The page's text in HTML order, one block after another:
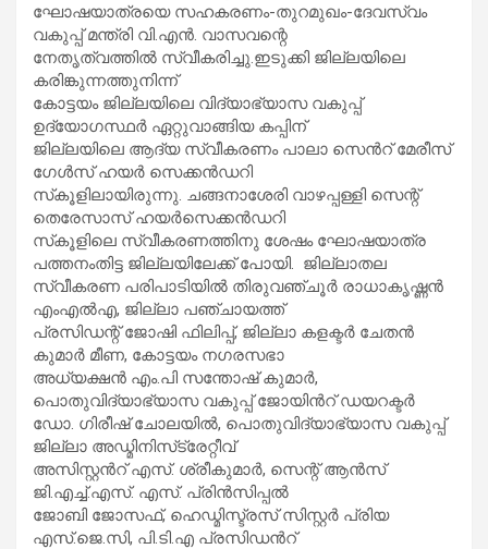
ഘോഷയാത്രയെ സഹകരണം-തുറമുഖം-ദേവസ്വം
വകുപ്പ് മന്ത്രി വി.എൻ. വാസവന്റെ
നേതൃത്വത്തിൽ സ്വീകരിച്ചു.ഇടുക്കി ജില്ലയിലെ
കരിങ്കുന്നത്തുനിന്ന്
കോട്ടയം ജില്ലയിലെ വിദ്യാഭ്യാസ വകുപ്പ്
ഉദ്യോഗസ്ഥർ ഏറ്റുവാങ്ങിയ കപ്പിന്
ജില്ലയിലെ ആദ്യ സ്വീകരണം പാലാ സെൻറ് മേരീസ്
ഗേൾസ് ഹയർ സെക്കൻഡറി
സ്‌കൂളിലായിരുന്നു. ചങ്ങനാശേരി വാഴപ്പള്ളി സെന്റ്
തെരേസാസ് ഹയർസെക്കൻഡറി
സ്‌കൂളിലെ സ്വീകരണത്തിനു ശേഷം ഘോഷയാത്ര
പത്തനംതിട്ട ജില്ലയിലേക്ക് പോയി. ജില്ലാതല
സ്വീകരണ പരിപാടിയിൽ തിരുവഞ്ചൂർ രാധാകൃഷ്ണൻ
എംഎൽഎ, ജില്ലാ പഞ്ചായത്ത്
പ്രസിഡന്റ് ജോഷി ഫിലിപ്പ്, ജില്ലാ കളക്ടർ ചേതൻ
കുമാർ മീണ, കോട്ടയം നഗരസഭാ
അധ്യക്ഷൻ എം.പി സന്തോഷ് കുമാർ,
പൊതുവിദ്യാഭ്യാസ വകുപ്പ് ജോയിൻറ് ഡയറക്ടർ
ഡോ. ഗിരീഷ് ചോലയിൽ, പൊതുവിദ്യാഭ്യാസ വകുപ്പ്
ജില്ലാ അഡ്മിനിസ്‌ട്രേറ്റീവ്
അസിസ്റ്റൻറ് എസ്. ശ്രീകുമാർ, സെന്റ് ആൻസ്
ജി.എച്ച്.എസ്. എസ്. പ്രിൻസിപ്പൽ
ജോബി ജോസഫ്, ഹെഡ്മിസ്ട്രസ് സിസ്റ്റർ പ്രിയ
എസ്.ജെ.സി, പി.ടി.എ പ്രസിഡൻറ്